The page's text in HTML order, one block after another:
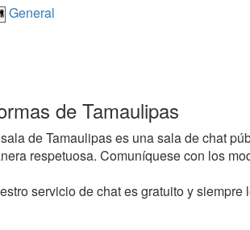
General
de Tamaulipas
de Tamaulipas es una sala de chat
respetuosa. Comuníquese con los
servicio de chat es gratuito y siempre